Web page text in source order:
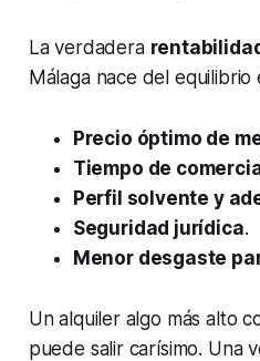
La verdadera
Málaga nace del equilibrio
Precio óptimo de
Tiempo de
Perfil solvente y
Seguridad jurídica.
Menor desgaste
Un alquiler algo más alto
puede salir carísimo. Una